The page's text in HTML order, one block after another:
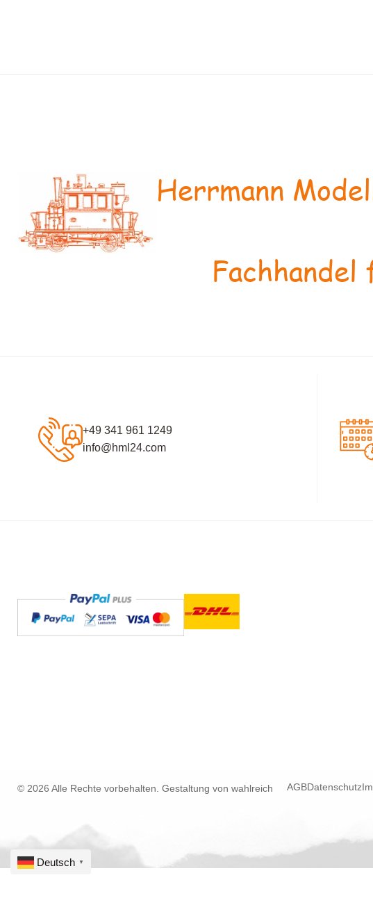
Herrmann
+49 341 961 1249
info@hml24.com
© 2026 Alle Rechte vorbehalten. Gestaltung von wahlreich AGBDatenschutz
Deutsch ▼